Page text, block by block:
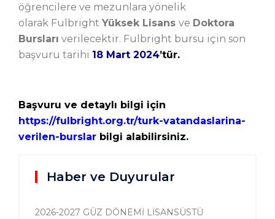
öğrencilere ve mezunlara yönelik
olarak Fulbright Yüksek Lisans ve Doktora
Bursları verilecektir. Fulbright bursu için son
başvuru tarihi 18 Mart 2024’tür.
Başvuru ve detaylı bilgi için
https://fulbright.org.tr/turk-vatandaslarina-
verilen-burslar bilgi alabilirsiniz.
Haber ve Duyurular
2026-2027 GÜZ DÖNEMİ LİSANSÜSTÜ